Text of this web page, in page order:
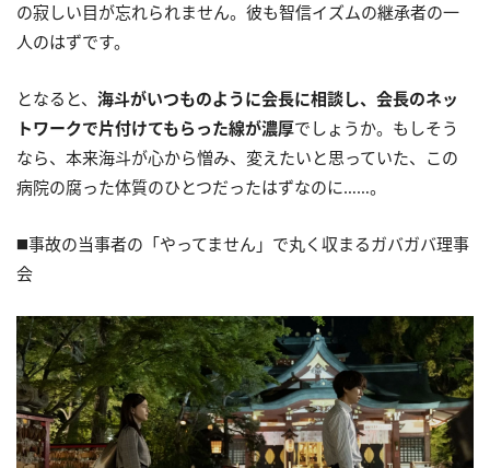
の寂しい目が忘れられません。彼も智信イズムの継承者の一
人のはずです。
となると、 海斗がいつものように会長に相談し、会長のネッ
トワークで片付けてもらった線が濃厚でしょうか。もしそう
なら、本来海斗が心から憎み、変えたいと思っていた、この
病院の腐った体質のひとつだったはずなのに……。
◼️事故の当事者の「やってません」で丸く収まるガバガバ理事
会